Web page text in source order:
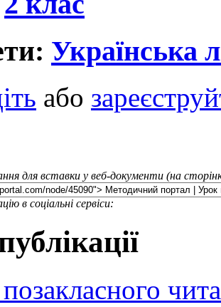
Українська
або
для вставки у веб-документи (на
в соціальні сервіси: